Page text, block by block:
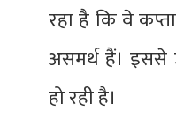
रहा है कि वे
असमर्थ हैं। इससे
हो रही है।